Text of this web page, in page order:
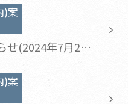
)案
せ(2024年7月24
)案